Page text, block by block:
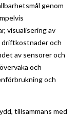
genom
visualisering av
driftkostnader och
av sensorer och
och
och
tillsammans med